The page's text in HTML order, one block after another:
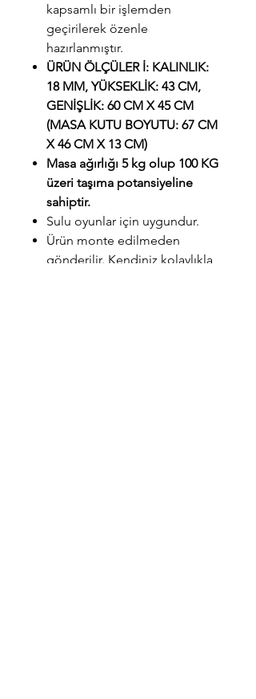
kapsamlı bir işlemden
geçirilerek özenle
hazırlanmıştır.
ÜRÜN ÖLÇÜLER İ: KALINLIK:
18 MM, YÜKSEKLİK: 43 CM,
GENİŞLİK: 60 CM X 45 CM
(MASA KUTU BOYUTU: 67 CM
X 46 CM X 13 CM)
Masa ağırlığı 5 kg olup 100 KG
üzeri taşıma potansiyeline
sahiptir.
Sulu oyunlar için uygundur.
Ürün monte edilmeden
gönderilir. Kendiniz kolaylıkla